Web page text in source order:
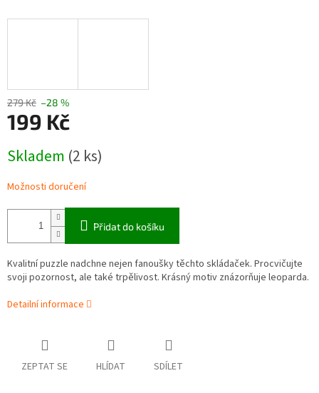
279 Kč –28 %
199 Kč
cena:
Skladem (2 ks)
Možnosti doručení
Přidat do košíku
Kvalitní puzzle nadchne nejen fanoušky těchto skládaček. Procvičujte
svoji pozornost, ale také trpělivost. Krásný motiv znázorňuje leoparda.
Detailní informace
ZEPTAT SE HLÍDAT SDÍLET